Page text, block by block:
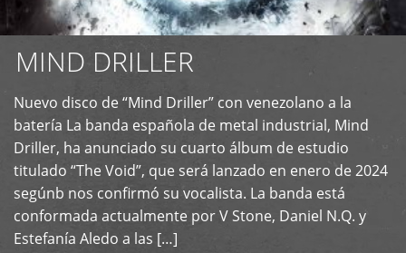
MIND DRILLER
Nuevo disco de “Mind Driller” con venezolano a la
batería La banda española de metal industrial, Mind
Driller, ha anunciado su cuarto álbum de estudio
titulado “The Void”, que será lanzado en enero de 2024
segúnb nos confirmó su vocalista. La banda está
conformada actualmente por V Stone, Daniel N.Q. y
Estefanía Aledo a las […]
+